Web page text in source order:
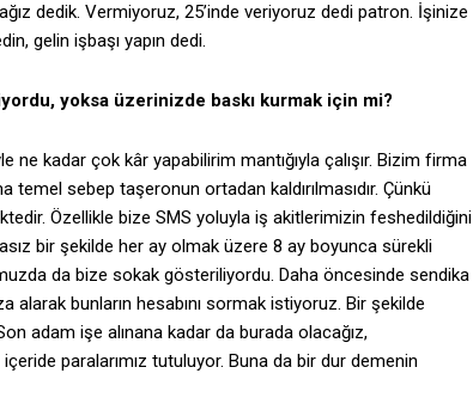
dedik. Vermiyoruz, 25’inde veriyoruz dedi patron. İşinize
gelin işbaşı yapın dedi.
yoksa üzerinizde baskı kurmak için mi?
kadar çok kâr yapabilirim mantığıyla çalışır. Bizim firma
sebep taşeronun ortadan kaldırılmasıdır. Çünkü
Özellikle bize SMS yoluyla iş akitlerimizin feshedildiğini
bir şekilde her ay olmak üzere 8 ay boyunca sürekli
da bize sokak gösteriliyordu. Daha öncesinde sendika
alarak bunların hesabını sormak istiyoruz. Bir şekilde
adam işe alınana kadar da burada olacağız,
paralarımız tutuluyor. Buna da bir dur demenin